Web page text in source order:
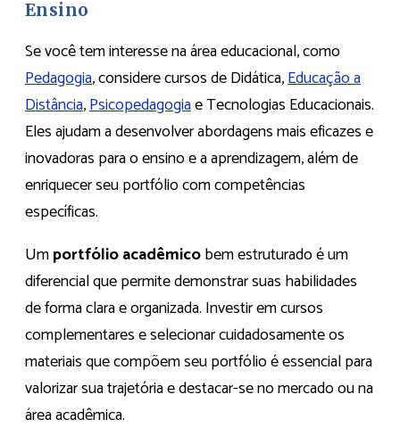
Ensino
Se você tem interesse na área educacional, como
Pedagogia, considere cursos de Didática,Educação a
Distância,Psicopedagogiae Tecnologias Educacionais.
Eles ajudam a desenvolver abordagens mais eficazes e
inovadoras para o ensino e a aprendizagem, além de
enriquecer seu portfólio com competências
específicas.
Umportfólio acadêmicobem estruturado é um
diferencial que permite demonstrar suas habilidades
de forma clara e organizada. Investir em cursos
complementares e selecionar cuidadosamente os
materiais que compõem seu portfólio é essencial para
valorizar sua trajetória e destacar-se no mercado ou na
área acadêmica.